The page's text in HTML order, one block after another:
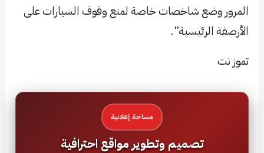
المرور وضع شاخصات خاصة لمنع وقوف السيارات على
الأرصفة الرئيسية”.
تموز نت
مساحة إعلانية
تصميم وتطوير مواقع احترافية